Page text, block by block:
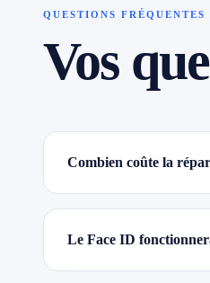
QUESTIONS FRÉQUENTES
Vos
Combien coûte la
Le Face ID